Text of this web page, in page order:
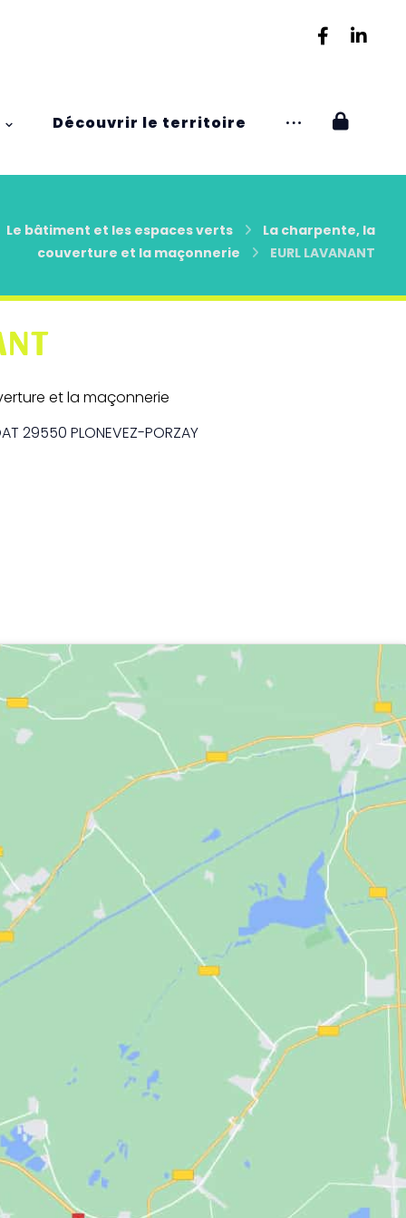
Découvrir le territoire
Le bâtiment et les espaces verts
La charpente, la
couverture et la maçonnerie
EURL LAVANANT
et la maçonnerie
29550 PLONEVEZ-PORZAY